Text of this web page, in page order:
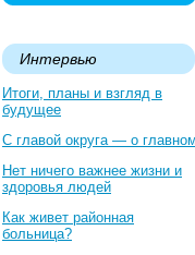
Интервью
Итоги, планы и взгляд в
будущее
С главой округа — о главном
Нет ничего важнее жизни и
здоровья людей
Как живет районная
больница?